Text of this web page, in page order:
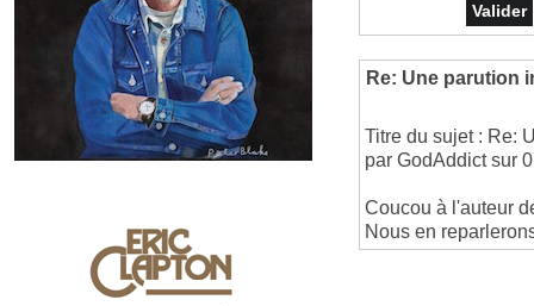
Re: Une parution
Titre du sujet : Re:
par GodAddict sur
Coucou à l'auteur
Nous en